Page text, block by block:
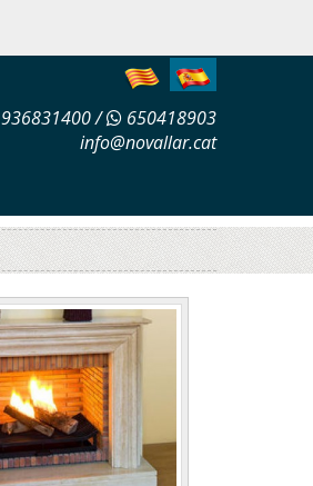
936831400/
650418903
info@novallar.cat